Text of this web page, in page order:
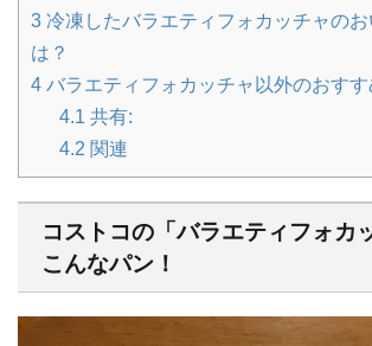
3 冷凍したバラエティフォカッチャの
は？
4 バラエティフォカッチャ以外のおすす
4.1 共有:
4.2 関連
コストコの「バラエティフォカ
こんなパン！